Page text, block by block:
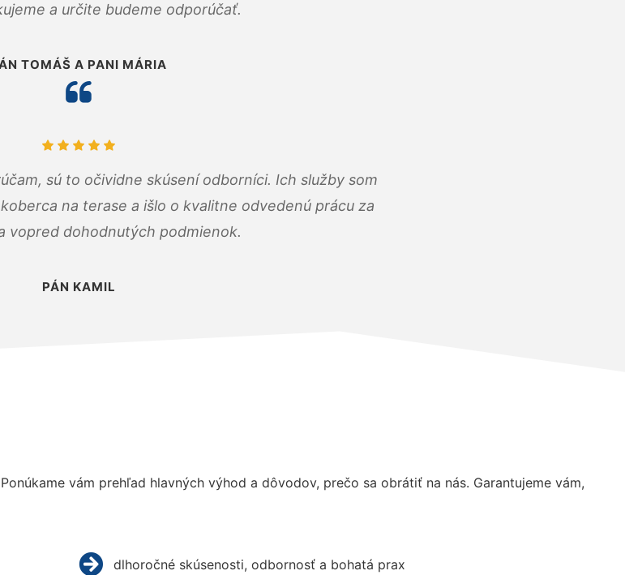
a určite budeme odporúčať.
TOMÁŠ A PANI MÁRIA
sú to očividne skúsení odborníci. Ich služby som
na terase a išlo o kvalitne odvedenú prácu za
vopred dohodnutých podmienok.
PÁN KAMIL
vám prehľad hlavných výhod a dôvodov, prečo sa obrátiť na nás. Garantujeme vám,
dlhoročné skúsenosti, odbornosť a bohatá prax